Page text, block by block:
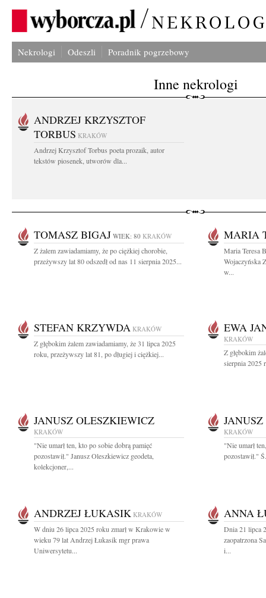
Nekrologi Odeszli Poradnik pogrzebowy
Inne nekrologi
ANDRZEJ KRZYSZTOF
TORBUS KRAKÓW
Andrzej Krzysztof Torbus poeta prozaik, autor
tekstów piosenek, utworów dla...
TOMASZ BIGAJ WIEK: 80 KRAKÓW
Z żalem zawiadamiamy, że po ciężkiej chorobie,
przeżywszy lat 80 odszedł od nas 11 sierpnia 2025...
MARIA
Maria Teresa
Wojaczyńska
w...
STEFAN KRZYWDA KRAKÓW
Z głębokim żalem zawiadamiamy, że 31 lipca 2025
roku, przeżywszy lat 81, po długiej i ciężkiej...
EWA
KRAKÓW
Z głębokim
sierpnia 2025
JANUSZ OLESZKIEWICZ
KRAKÓW
"Nie umarł ten, kto po sobie dobrą pamięć
pozostawił." Janusz Oleszkiewicz geodeta,
kolekcjoner,...
KRAKÓW
"Nie umarł
pozostawił."
ANDRZEJ ŁUKASIK KRAKÓW
W dniu 26 lipca 2025 roku zmarł w Krakowie w
wieku 79 lat Andrzej Łukasik mgr prawa
Uniwersytetu...
ANNA
Dnia 21 lipca
zaopatrzona
i...